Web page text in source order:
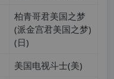
柏青哥君美国之梦
(派金宫君美国之梦)
(日)
美国电视斗士(美)